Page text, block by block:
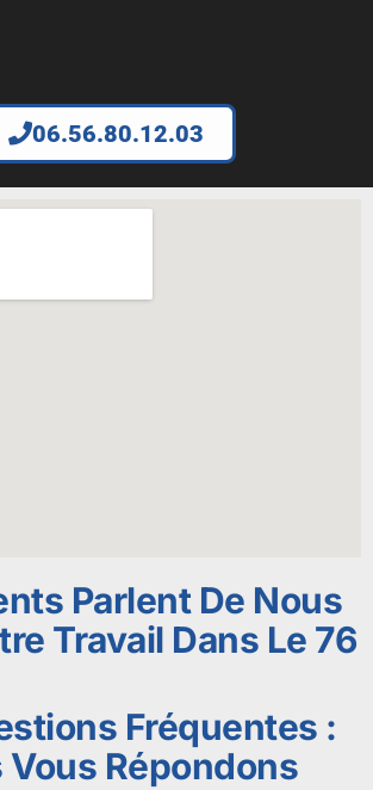
06.56.80.12.03
Parlent De Nous
Travail Dans Le 76
Fréquentes :
Vous Répondons